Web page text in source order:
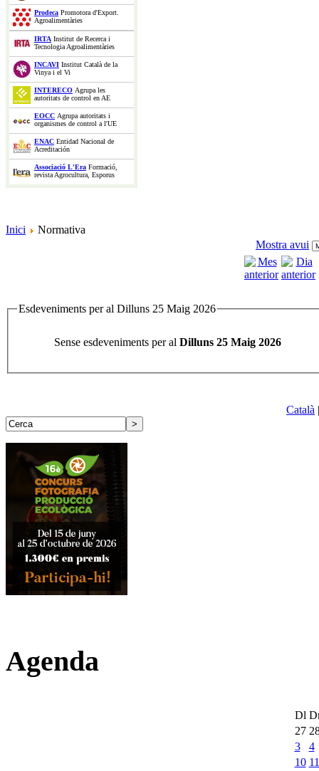
Prodeca Promotora d'Export.
Agroalimentàries
IRTA Institut de Recerca i
Tecnologia Agroalimentàries
INCAVI Institut Català de la
Vinya i el Vi
INTERECO Agrupa les
autoritats de control en AE
EOCC Agrupa autoritats i
organismes de control a l'UE
ENAC Entidad Nacional de
Acreditación
Associació L'Era Formació,
revista Agrocultura, Esporus
Inici
Normativa
Mostra avui
Esdeveniments per al Dilluns 25 Maig 2026
Sense esdeveniments per al Dilluns 25 Maig 2026
Català
Agenda
Dl
27
3
4
10 11